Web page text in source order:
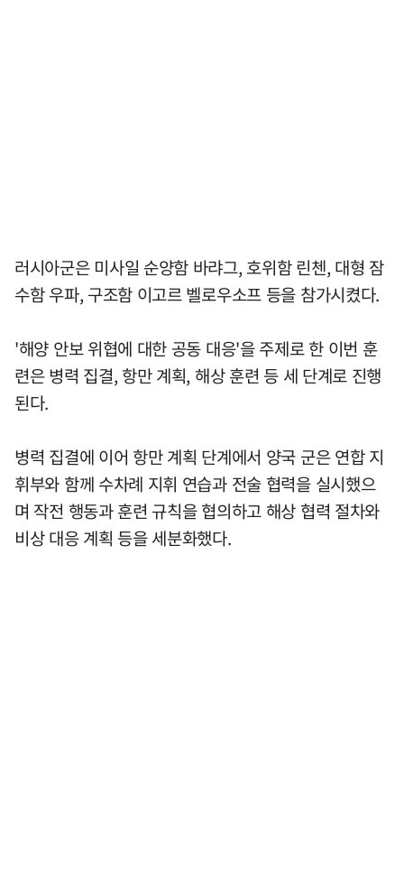
러시아군은 미사일 순양함 바랴그, 호위함 린첸, 대형 잠
수함 우파, 구조함 이고르 벨로우소프 등을 참가시켰다.
'해양 안보 위협에 대한 공동 대응'을 주제로 한 이번 훈
련은 병력 집결, 항만 계획, 해상 훈련 등 세 단계로 진행
된다.
병력 집결에 이어 항만 계획 단계에서 양국 군은 연합 지
휘부와 함께 수차례 지휘 연습과 전술 협력을 실시했으
며 작전 행동과 훈련 규칙을 협의하고 해상 협력 절차와
비상 대응 계획 등을 세분화했다.